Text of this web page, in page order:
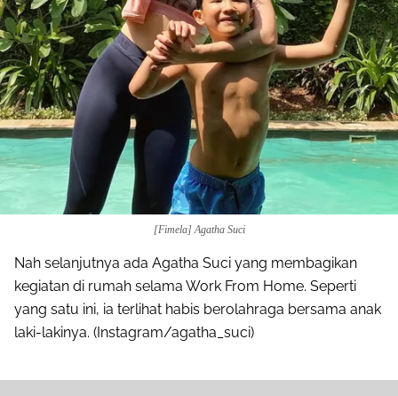
[Fimela] Agatha Suci
Nah selanjutnya ada Agatha Suci yang membagikan
kegiatan di rumah selama Work From Home. Seperti
yang satu ini, ia terlihat habis berolahraga bersama anak
laki-lakinya. (Instagram/agatha_suci)
Pinterest
Mail